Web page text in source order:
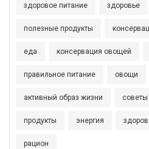
здоровое питание здоровье
полезные продукты
еда консервация овощей
правильное питание овощи
активный образ жизни советы
продукты энергия
рацион